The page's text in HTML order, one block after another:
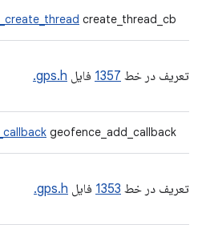
create_thread_cb
تعریف در خط 1357 فایل gps.h.
geofence_add_callback
تعریف در خط 1353 فایل gps.h.